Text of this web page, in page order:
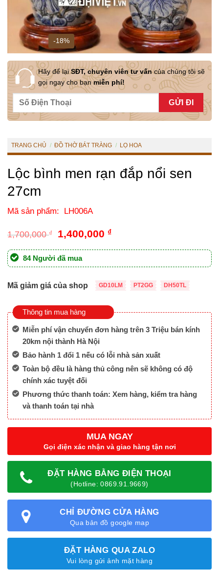
-18%
Hãy để lạiSĐT, chuyên viên tư vấncủa chúng tôi sẽ
gọi ngay cho bạnmiễn phí!
TRANG CHỦ / ĐỒ THỜ BÁT TRÀNG / LỌ HOA
Lộc bình men rạn đắp nổi sen
27cm
Mã sản phẩm: LH006A
1,700,000₫
Giá
là:
1,700,000 ₫.
1,400,000 ₫Giá
tại
là:
84 Người đã mua
Mã giảm giá của shop GD10LM PT2GG DH50TL
Thông tin mua hàng
Miễn phí vận chuyển đơn hàng trên 3 Triệu bán kính
20km nội thành Hà Nội
Bảo hành 1 đổi 1 nếu có lỗi nhà sản xuất
Toàn bộ đều là hàng thủ công nên sẽ không có độ
chính xác tuyệt đối
Phương thức thanh toán: Xem hàng, kiểm tra hàng
và thanh toán tại nhà
MUA NGAY
Gọi điện xác nhận và giao hàng tận nơi
ĐẶT HÀNG BẰNG ĐIỆN THOẠI
(Hotline: 0869.91.9669)
CHỈ ĐƯỜNG CỬA HÀNG
Qua bản đồ google map
ĐẶT HÀNG QUA ZALO
Vui lòng gửi ảnh mặt hàng